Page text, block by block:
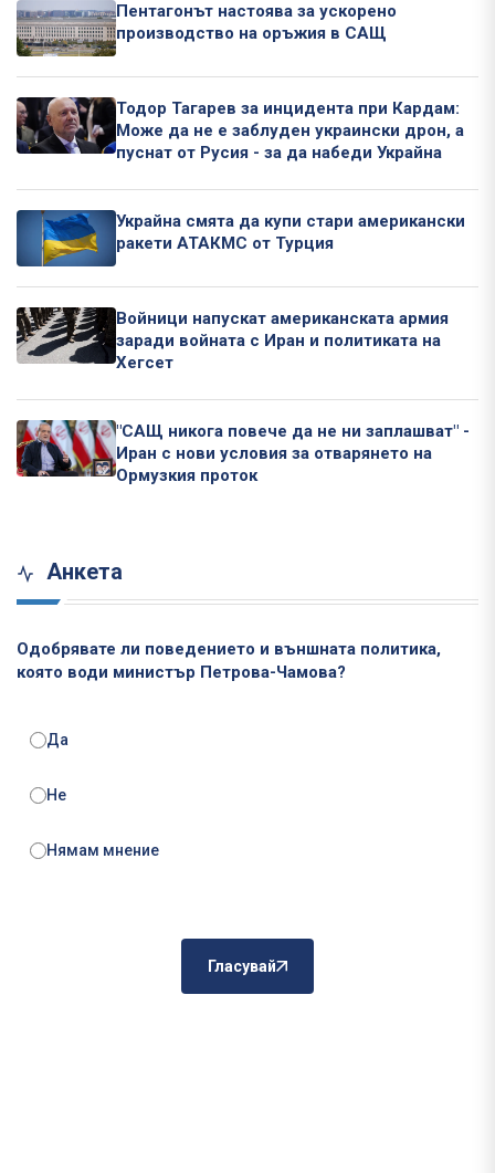
Пентагонът настоява за ускорено
производство на оръжия в САЩ
Тодор Тагарев за инцидента при Кардам:
Може да не е заблуден украински дрон, а
пуснат от Русия - за да набеди Украйна
Украйна смята да купи стари американски
ракети АТАКМС от Турция
Войници напускат американската армия
заради войната с Иран и политиката на
Хегсет
"САЩ никога повече да не ни заплашват" -
Иран с нови условия за отварянето на
Ормузкия проток
Анкета
Одобрявате ли поведението и външната политика,
която води министър Петрова-Чамова?
Да
Не
Нямам мнение
Гласувай